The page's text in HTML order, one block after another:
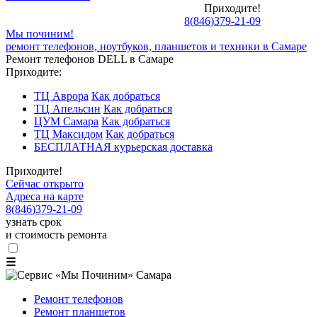
Приходите!
8(846)379-21-09
Мы починим!
ремонт телефонов, ноутбуков, планшетов и техники в Самаре
Ремонт телефонов DELL в Самаре
Приходите:
ТЦ Аврора Как добраться
ТЦ Апельсин Как добраться
ЦУМ Самара Как добраться
ТЦ Максидом Как добраться
БЕСПЛАТНАЯ курьерская доставка
Приходите!
Сейчас открыто
Адреса на карте
8(846)379-21-09
узнать срок
и стоимость ремонта
☰
Ремонт телефонов
Ремонт планшетов